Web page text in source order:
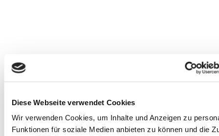
Diese Webseite verwendet Cookies
Wir verwenden Cookies, um Inhalte und Anzeigen zu
Funktionen für soziale Medien anbieten zu können und die